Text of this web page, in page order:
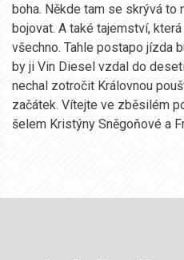
boha. Někde tam se skrývá to
bojovat. A také tajemství,
všechno. Tahle postapo jízda
by ji Vin Diesel vzdal do
nechal zotročit Královnou
začátek. Vítejte ve zběsilém
šelem Kristýny Sněgoňové a